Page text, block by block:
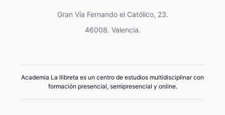
Gran Vía Fernando el Católico, 23.
46008. Valencia.
Academia La llibreta es un centro de estudios multidisciplinar con
formación presencial, semipresencial y online.